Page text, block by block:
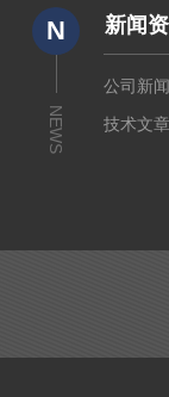
N
NEWS
新闻
公司新
技术文